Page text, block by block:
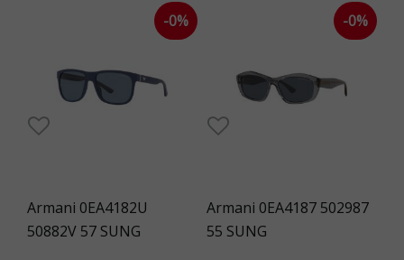
Armani 0EA4182U
50882V 57 SUNG
-0%
Armani 0EA4187 502987
55 SUNG
-0%